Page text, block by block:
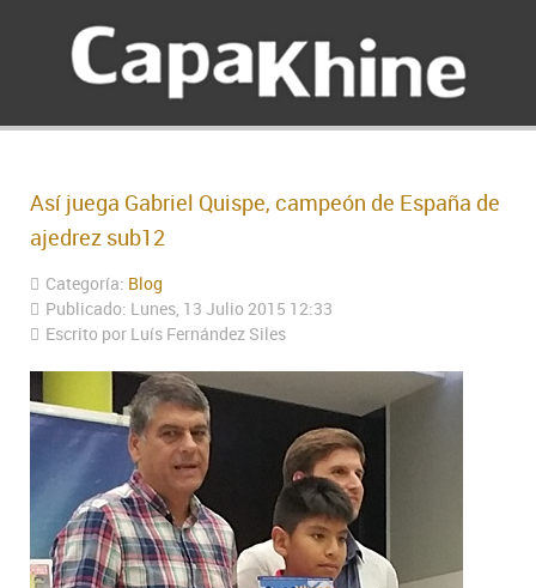
Así juega Gabriel Quispe, campeón de España de
ajedrez sub12
Categoría: Blog
Publicado: Lunes, 13 Julio 2015 12:33
Escrito por Luís Fernández Siles